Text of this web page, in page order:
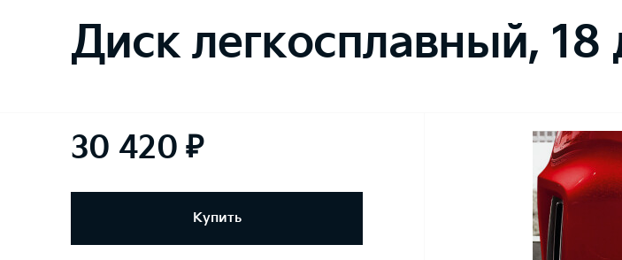
Диск легкосплавный,
30 420 ₽
Купить